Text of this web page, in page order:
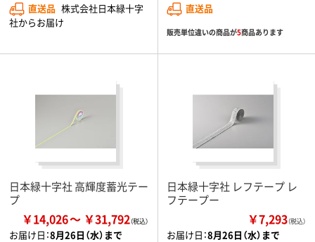
直送品 株式会社日本緑十字
社からお届け
直送品
販売単位違いの商品が5商品あります
日本緑十字社 高輝度蓄光テー
プ
￥14,026 ￥31,792
お届け日：8月26日（水）まで
日本緑十字社 レフテープ レ
フテープー
￥7,293（税込）
お届け日：8月26日（水）まで